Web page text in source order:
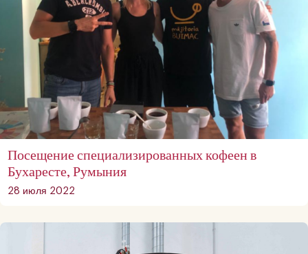
Посещение специализированных кофеен в
Бухаресте, Румыния
28 июля 2022